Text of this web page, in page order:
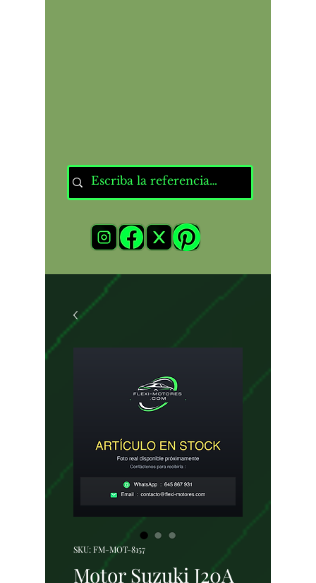
SKU: FM-MOT-8157
Motor Suzuki J20A